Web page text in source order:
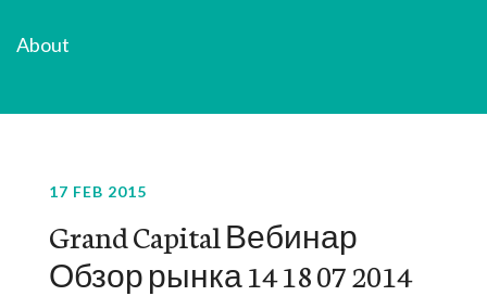
About
17 FEB 2015
Grand Capital Вебинар
Обзор рынка 14 18 07 2014